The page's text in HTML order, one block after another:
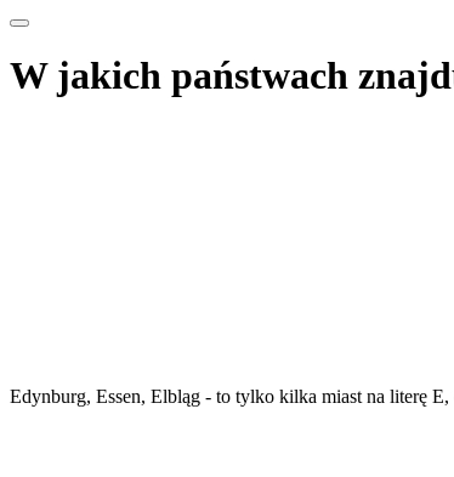
W jakich państwach
Edynburg, Essen, Elbląg - to tylko kilka miast na literę